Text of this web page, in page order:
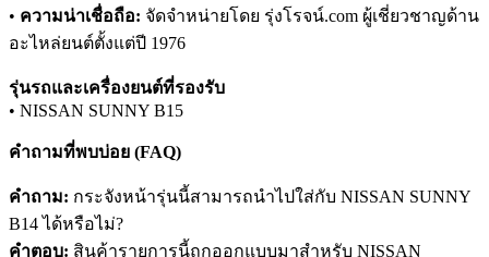
• ความน่าเชื่อถือ: จัดจำหน่ายโดย รุ่งโรจน์.com ผู้เชี่ยวชาญด้าน
อะไหล่ยนต์ตั้งแต่ปี 1976
รุ่นรถและเครื่องยนต์ที่รองรับ
• NISSAN SUNNY B15
คำถามที่พบบ่อย (FAQ)
คำถาม: กระจังหน้ารุ่นนี้สามารถนำไปใส่กับ NISSAN SUNNY
B14 ได้หรือไม่?
คำตอบ: สินค้ารายการนี้ถูกออกแบบมาสำหรับ NISSAN